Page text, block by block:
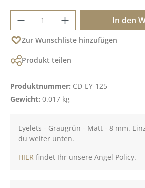
Produkt Anzahl: GibIn den
Zur Wunschliste hinzufügen
Produkt teilen
Produktnummer: CD-EY-125
Gewicht: 0.017 kg
Eyelets - Graugrün - Matt - 8 mm.
du weiter unten.
HIER findet Ihr unsere Angel Policy.